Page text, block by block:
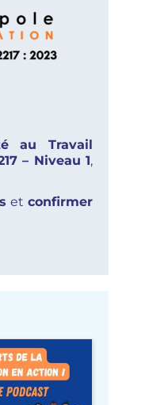
au Travail
– Niveau 1,
etconfirmer